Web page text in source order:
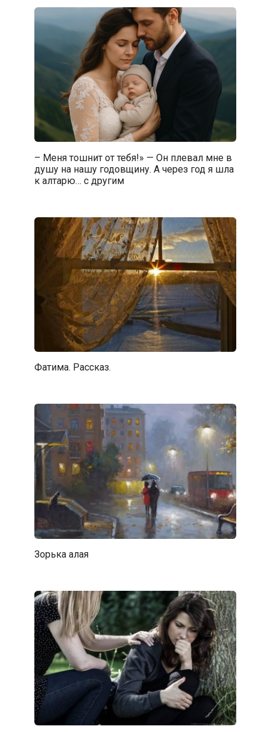
– Меня тошнит от тебя!» — Он плевал мне в
душу на нашу годовщину. А через год я шла
к алтарю… с другим
Фатима. Рассказ.
Зорька алая